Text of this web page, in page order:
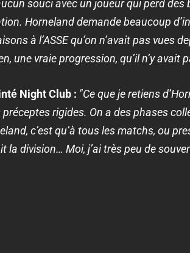
souci avec un joueur qui perd
Horneland demande beaucoup
à l’ASSE qu’on n’avait pas vues
une vraie progression, qu’il n’y avait
Night Club : "Ce que je retiens
rigides. On a des phases
c’est qu’à tous les matchs, ou
la division… Moi, j’ai très peu de